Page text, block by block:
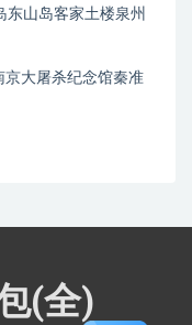
东山岛客家土楼泉州
大屠杀纪念馆秦准
(全)